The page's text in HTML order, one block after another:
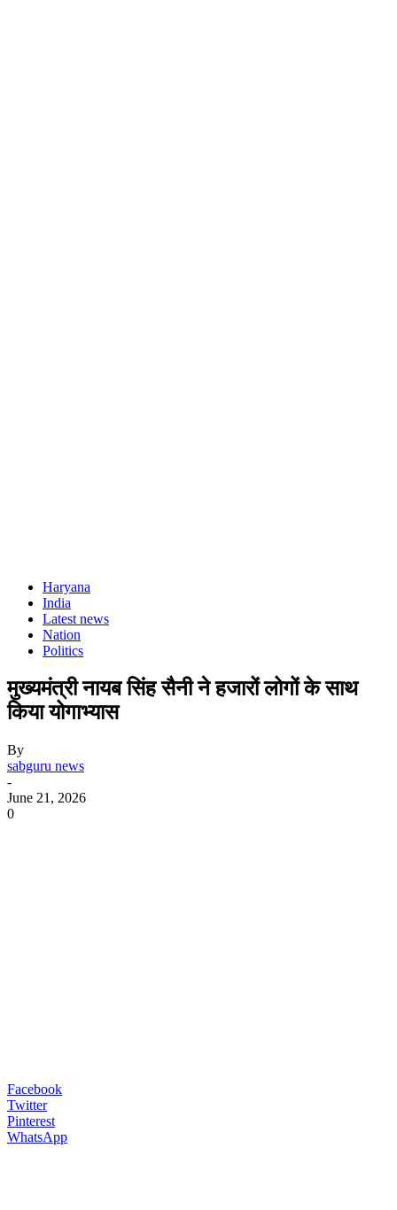
Haryana
India
Latest news
Nation
Politics
मुख्यमंत्री नायब सिंह सैनी ने हजारों लोगों के साथ
किया योगाभ्यास
By
sabguru news
-
June 21, 2026
0
Facebook
Twitter
Pinterest
WhatsApp